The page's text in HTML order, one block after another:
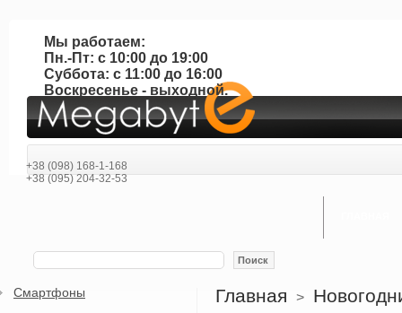
Мы работаем:
Пн.-Пт: с 10:00 до 19:00
Суббота: с 11:00 до 16:00
Воскресенье - выходной.
+38 (098) 168-1-168
+38 (095) 204-32-53
Поиск
Смартфоны
Главная >